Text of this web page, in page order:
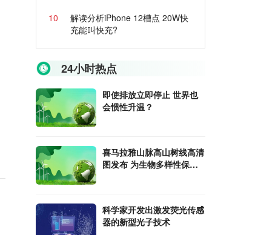
10
解读分析iPhone 12槽点 20W快
充能叫快充?
24小时热点
即使排放立即停止 世界也
会惯性升温？
喜马拉雅山脉高山树线高清
图发布 为生物多样性保护
科学家开发出激发荧光传感
器的新型光子技术